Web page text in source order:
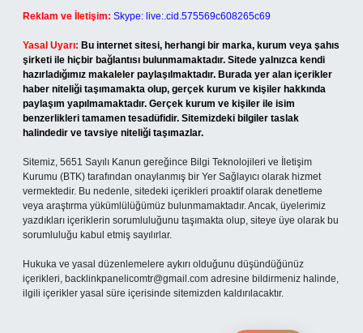
Reklam ve İletişim: Skype: live:.cid.575569c608265c69
Yasal Uyarı: Bu internet sitesi, herhangi bir marka, kurum veya şahıs
şirketi ile hiçbir bağlantısı bulunmamaktadır. Sitede yalnızca kendi
hazırladığımız makaleler paylaşılmaktadır. Burada yer alan içerikler
haber niteliği taşımamakta olup, gerçek kurum ve kişiler hakkında
paylaşım yapılmamaktadır. Gerçek kurum ve kişiler ile isim
benzerlikleri tamamen tesadüfidir. Sitemizdeki bilgiler taslak
halindedir ve tavsiye niteliği taşımazlar.
Sitemiz, 5651 Sayılı Kanun gereğince Bilgi Teknolojileri ve İletişim
Kurumu (BTK) tarafından onaylanmış bir Yer Sağlayıcı olarak hizmet
vermektedir. Bu nedenle, sitedeki içerikleri proaktif olarak denetleme
veya araştırma yükümlülüğümüz bulunmamaktadır. Ancak, üyelerimiz
yazdıkları içeriklerin sorumluluğunu taşımakta olup, siteye üye olarak bu
sorumluluğu kabul etmiş sayılırlar.
Hukuka ve yasal düzenlemelere aykırı olduğunu düşündüğünüz
içerikleri, backlinkpanelicomtr@gmail.com adresine bildirmeniz halinde,
ilgili içerikler yasal süre içerisinde sitemizden kaldırılacaktır.